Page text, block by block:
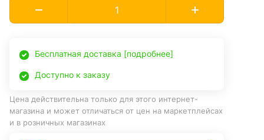
Бесплатная доставка [подробнее]
Доступно к заказу
Цена действительна только для этого интернет-
магазина и может отличаться от цен на маркетплейсах
и в розничных магазинах